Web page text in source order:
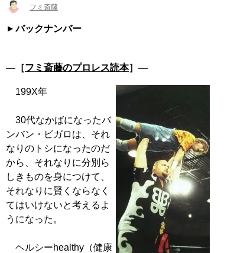
フミ斎藤
バックナンバー
―［フミ斎藤のプロレス読本］―
199X年
30代なかばになったバ
ンバン・ビガロは、それ
なりのトシになったのだ
から、それなりに分別ら
しきものを身につけて、
それなりに賢くならなく
てはいけないと考えるよ
うになった。
ヘルシーhealthy（健康